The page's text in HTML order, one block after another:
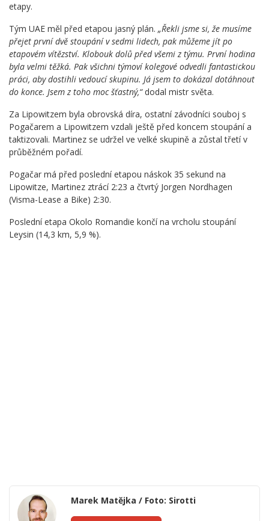
etapy.
Tým UAE měl před etapou jasný plán. „Řekli jsme si, že musíme
přejet první dvě stoupání v sedmi lidech, pak můžeme jít po
etapovém vítězství. Klobouk dolů před všemi z týmu. První hodina
byla velmi těžká. Pak všichni týmoví kolegové odvedli fantastickou
práci, aby dostihli vedoucí skupinu. Já jsem to dokázal dotáhnout
do konce. Jsem z toho moc šťastný,“dodal mistr světa.
Za Lipowitzem byla obrovská díra, ostatní závodníci souboj s
Pogačarem a Lipowitzem vzdali ještě před koncem stoupání a
taktizovali. Martinez se udržel ve velké skupině a zůstal třetí v
průběžném pořadí.
Pogačar má před poslední etapou náskok 35 sekund na
Lipowitze, Martinez ztrácí 2:23 a čtvrtý Jorgen Nordhagen
(Visma-Lease a Bike) 2:30.
Poslední etapa Okolo Romandie končí na vrcholu stoupání
Leysin (14,3 km, 5,9 %).
Marek Matějka / Foto: Sirotti